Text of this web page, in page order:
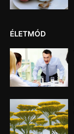
ÉLETMÓD